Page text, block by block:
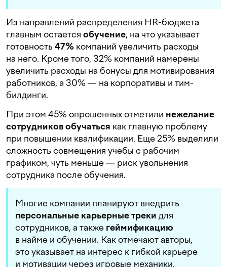
Из направлений распределения HR-бюджета
главным остается обучение, на что указывает
готовность 47% компаний увеличить расходы
на него. Кроме того, 32% компаний намерены
увеличить расходы на бонусы для мотивирования
работников, а 30% — на корпоративы и тим-
билдинги.
При этом 45% опрошенных отметили нежелание
сотрудников обучаться как главную проблему
при повышении квалификации. Еще 25% выделили
сложность совмещения учебы с рабочим
графиком, чуть меньше — риск увольнения
сотрудника после обучения.
Многие компании планируют внедрить
персональные карьерные треки для
сотрудников, а также геймификацию
в найме и обучении. Как отмечают авторы,
это указывает на интерес к гибкой карьере
и мотивации через игровые механики.